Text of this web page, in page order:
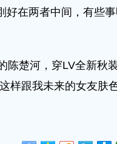
好在两者中间，有些
楚河，穿LV全新秋
样跟我未来的女友肤